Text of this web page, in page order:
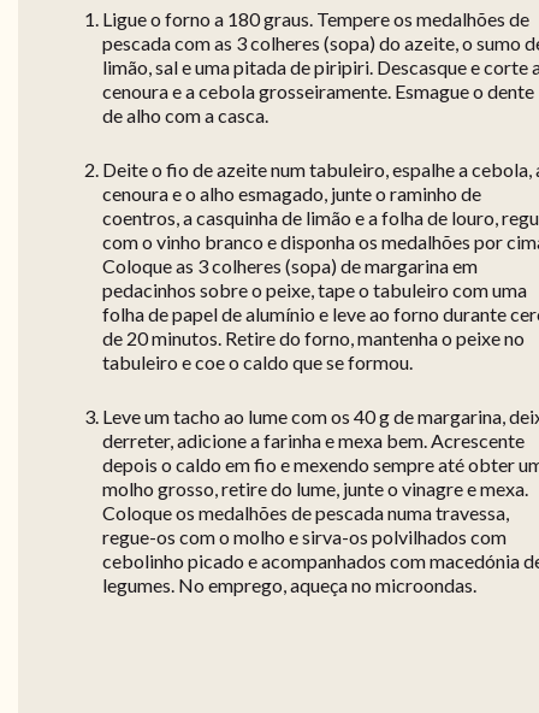
Ligue o forno a 180 graus. Tempere os medalhões de
pescada com as 3 colheres (sopa) do azeite, o sumo
limão, sal e uma pitada de piripiri. Descasque e corte
cenoura e a cebola grosseiramente. Esmague o dente
de alho com a casca.
Deite o fio de azeite num tabuleiro, espalhe a cebola,
cenoura e o alho esmagado, junte o raminho de
coentros, a casquinha de limão e a folha de louro,
com o vinho branco e disponha os medalhões por
Coloque as 3 colheres (sopa) de margarina em
pedacinhos sobre o peixe, tape o tabuleiro com uma
folha de papel de alumínio e leve ao forno durante
de 20 minutos. Retire do forno, mantenha o peixe no
tabuleiro e coe o caldo que se formou.
Leve um tacho ao lume com os 40 g de margarina,
derreter, adicione a farinha e mexa bem. Acrescente
depois o caldo em fio e mexendo sempre até obter
molho grosso, retire do lume, junte o vinagre e mexa.
Coloque os medalhões de pescada numa travessa,
regue-os com o molho e sirva-os polvilhados com
cebolinho picado e acompanhados com macedónia
legumes. No emprego, aqueça no microondas.